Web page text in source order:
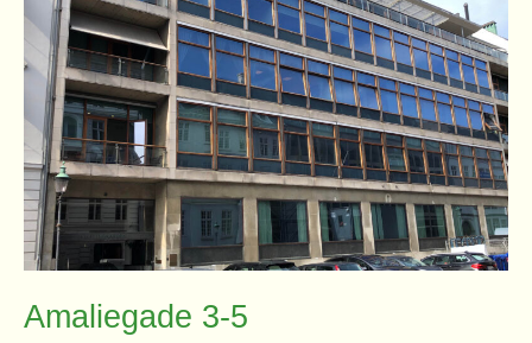
Amaliegade 3-5